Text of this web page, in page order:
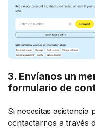
3. Envíanos un
formulario de
Si necesitas asistencia
contactarnos a través